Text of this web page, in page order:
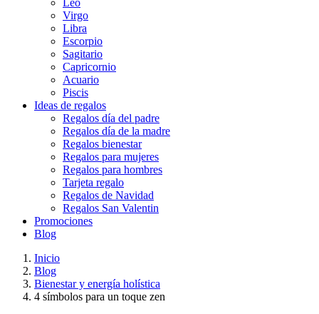
Leo
Virgo
Libra
Escorpio
Sagitario
Capricornio
Acuario
Piscis
Ideas de regalos
Regalos día del padre
Regalos día de la madre
Regalos bienestar
Regalos para mujeres
Regalos para hombres
Tarjeta regalo
Regalos de Navidad
Regalos San Valentin
Promociones
Blog
Inicio
Blog
Bienestar y energía holística
4 símbolos para un toque zen